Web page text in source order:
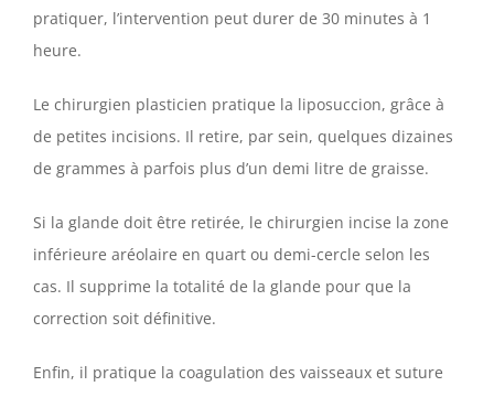
pratiquer, l’intervention peut durer de 30 minutes à 1
heure.
Le chirurgien plasticien pratique la liposuccion, grâce à
de petites incisions. Il retire, par sein, quelques dizaines
de grammes à parfois plus d’un demi litre de graisse.
Si la glande doit être retirée, le chirurgien incise la zone
inférieure aréolaire en quart ou demi-cercle selon les
cas. Il supprime la totalité de la glande pour que la
correction soit définitive.
Enfin, il pratique la coagulation des vaisseaux et suture